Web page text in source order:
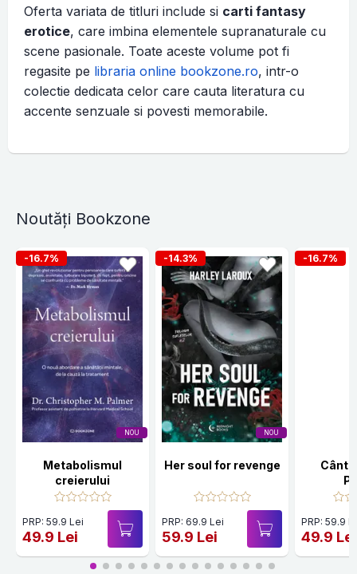
Oferta variata de titluri include si carti fantasy
erotice, care imbina elementele supranaturale cu
scene pasionale. Toate aceste volume pot fi
regasite pe libraria online bookzone.ro, intr-o
colectie dedicata celor care cauta literatura cu
accente senzuale si povesti memorabile.
Noutăți Bookzone
NOU
-16.7%
Metabolismul
creierului
PRP: 59.9 Lei
49.9 Lei
NOU
-14.3%
Her soul for revenge
PRP: 69.9 Lei
59.9 Lei
-16.7%
PRP: 59.9
49.9 Lei